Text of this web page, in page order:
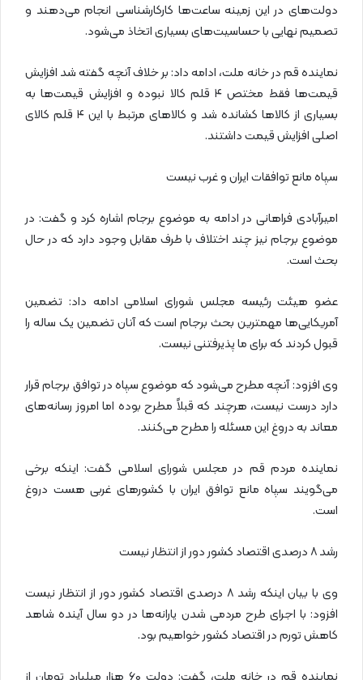
دولت‌های در این زمینه ساعت‌ها کارکارشناسی انجام می‌دهند و
تصمیم نهایی با حساسیت‌های بسیاری اتخاذ می‌شود.
نماینده قم در خانه ملت، ادامه داد: بر خلاف آنچه گفته شد افزایش
قیمت‌ها فقط مختص ۴ قلم کالا نبوده و افزایش قیمت‌ها به
بسیاری از کالاها کشانده شد و کالاهای مرتبط با این ۴ قلم کالای
اصلی افزایش قیمت داشتند.
سپاه مانع توافقات ایران و غرب نیست
امیرآبادی فراهانی در ادامه به موضوع برجام اشاره کرد و گفت: در
موضوع برجام نیز چند اختلاف با طرف مقابل وجود دارد که در حال
بحث است.
عضو هیئت رئیسه مجلس شورای اسلامی ادامه داد: تضمین
آمریکایی‌ها مهمترین بحث برجام است که آنان تضمین یک ساله را
قبول کردند که برای ما پذیرفتنی نیست.
وی افزود: آنچه مطرح می‌شود که موضوع سپاه در توافق برجام قرار
دارد درست نیست، هرچند که قبلاً مطرح بوده اما امروز رسانه‌های
معاند به دروغ این مسئله را مطرح می‌کنند.
نماینده مردم قم در مجلس شورای اسلامی گفت: اینکه برخی
می‌گویند سپاه مانع توافق ایران با کشور‌های غربی هست دروغ
است.
رشد ۸ درصدی اقتصاد کشور دور از انتظار نیست
وی با بیان اینکه رشد ۸ درصدی اقتصاد کشور دور از انتظار نیست
افزود: با اجرای طرح مردمی شدن یارانه‌ها در دو سال آینده شاهد
کاهش تورم در اقتصاد کشور خواهیم بود.